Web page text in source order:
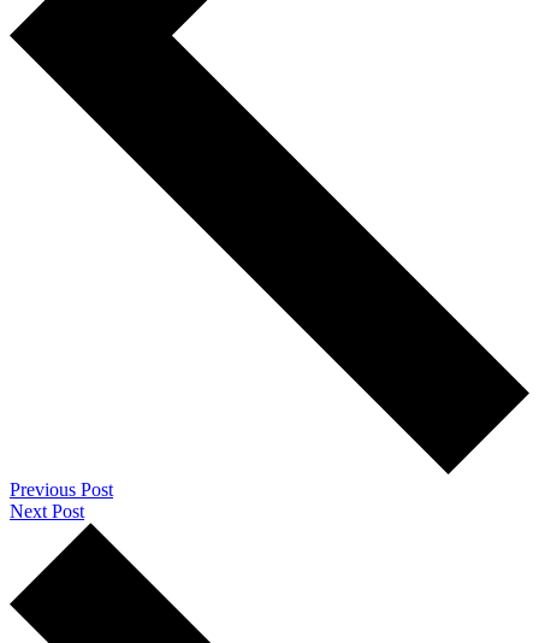
Previous Post
Next Post